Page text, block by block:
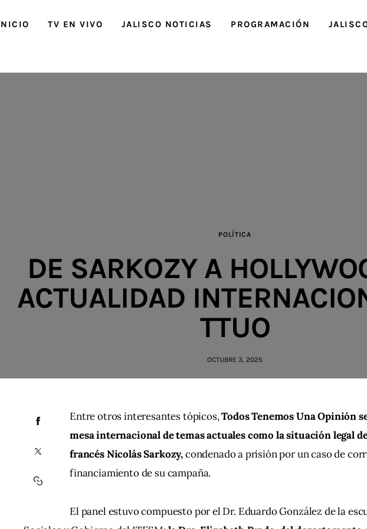
TV EN VIVO JALISCO NOTICIAS PROGRAMACIÓN
POLÍTICA
DE SARKOZY A
ACTUALIDAD
TTUO
OCTUBRE 3, 2025
Entre otros interesantes tópicos, Todos Tenemos Una Opinión
mesa internacional de temas actuales como la situación legal
francés Nicolás Sarkozy, condenado a prisión por un caso de
financiamiento de su campaña.
El panel estuvo compuesto por el Dr. Eduardo González de la